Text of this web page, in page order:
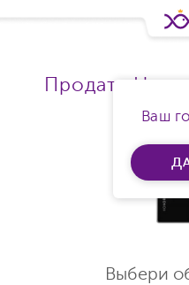
Ваш
Продать
Выбери